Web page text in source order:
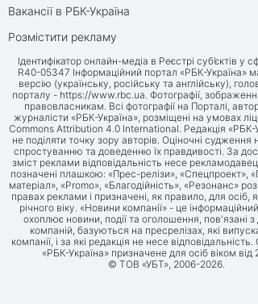
Вакансії в РБК-Україна
Розмістити рекламу
Ідентифікатор онлайн-медіа в Реєстрі суб’єктів у
R40-05347 Інформаційний портал «РБК-Україна»
версію (українську, російську та англійську),
порталу - https://www.rbc.ua. Фотографії,
правовласникам. Всі фотографії на Порталі,
журналісти «РБК-Україна», розміщені на умовах
Commons Attribution 4.0 International. Редакція «РБК-
не поділяти точку зору авторів. Оціночні судження
спростуванню та доведенню їх правдивості. За
зміст реклами відповідальність несе
позначені плашкою: «Прес-релізи», «Спецпроект»,
матеріал», «Promo», «Благодійність», «Резонанс»
правах реклами і призначені, як правило, для осіб,
річного віку. «Новини компанії» - це
охоплює новини, події та оголошення, пов'язані з
компаній, базуються на пресрелізах, які
компанії, і за які редакція не несе
«РБК-Україна» призначене для осіб віком від
© ТОВ «УБТ», 2006-2026.